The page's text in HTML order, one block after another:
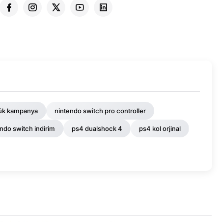
kampanya nintendo switch pro controller
switch indirim ps4 dualshock 4 ps4 kol orjinal